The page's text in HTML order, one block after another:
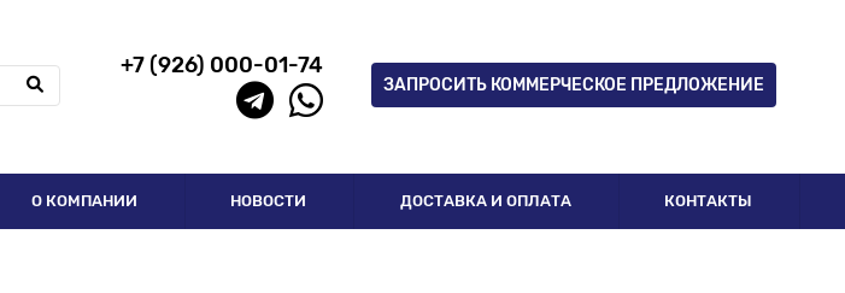
+7 (926) 000-01-74
ЗАПРОСИТЬ КОММЕРЧЕСКОЕ ПРЕДЛОЖЕНИЕ
О КОМПАНИИ НОВОСТИ ДОСТАВКА И ОПЛАТА КОНТАКТЫ